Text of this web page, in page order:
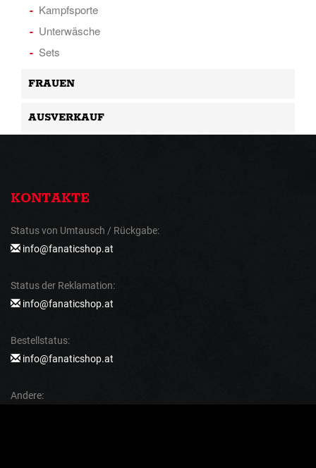
Kampfsporte
Unterwäsche
Sets
FRAUEN
AUSVERKAUF
KONTAKTE
Status von Umtausch / Rückgabe:
info@fanaticshop.at
Status der Reklamation:
info@fanaticshop.at
Bestellstatus:
info@fanaticshop.at
Andere: